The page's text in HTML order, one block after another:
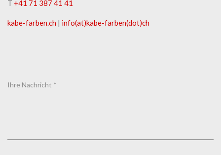
T +41 71 387 41 41
kabe-​farben.ch | info(at)kabe-​farben(dot)ch